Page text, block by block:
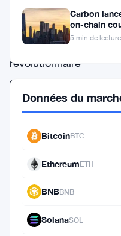
l’aube
d’une
transformation
révolutionnaire
grâce
protocole
d’interopérabilité
omnichain
open
source
innovant.
Carbon
on-chain
crypto
5 min de
Données du
BitcoinBTC
EthereumETH
BNBBNB
SolanaSOL